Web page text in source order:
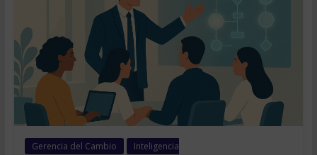
Gerencia del Cambio
Inteligencia